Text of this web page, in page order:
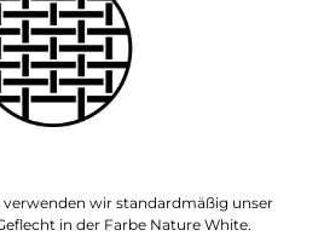
verwenden wir standardmäßig unser
in der Farbe Nature White.